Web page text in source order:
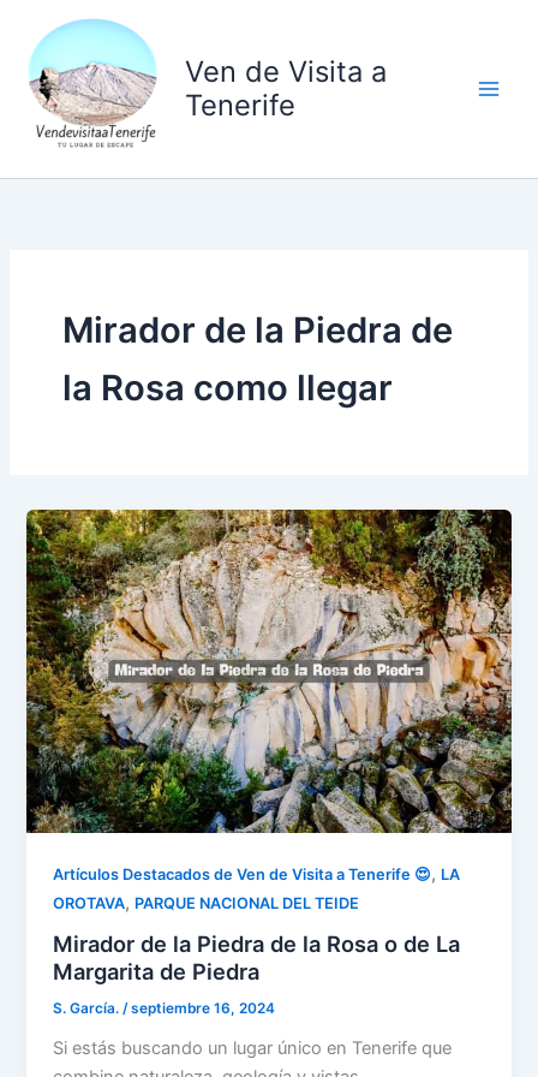
contenido
Ven de Visita a
Tenerife
Mirador de la Piedra de
la Rosa como llegar
Artículos Destacados de Ven de Visita a Tenerife 😍, LA
OROTAVA, PARQUE NACIONAL DEL TEIDE
Mirador de la Piedra de la Rosa o de La
Margarita de Piedra
S. García./septiembre 16, 2024
Si estás buscando un lugar único en Tenerife que